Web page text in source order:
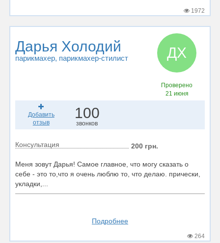
1972
Дарья Холодий
парикмахер, парикмахер-стилист ДХ
Проверено
21 июня
Добавить
отзыв
100
звонков
Консультация 200 грн.
Меня зовут Дарья! Самое главное, что могу сказать о
себе - это то,что я очень люблю то, что делаю. прически,
укладки,...
Подробнее
264